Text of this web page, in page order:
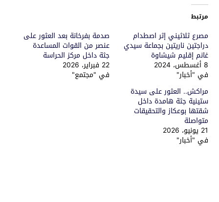
مرتبط
مصرع ثلاثيني إثر اصطدام
دراجتين ناريتين بجماعة سيدي
غانم إقليم شيشاوة
8 أغسطس، 2024
في "أخبار"
صدمة بفرخانة بعد العثور على
عنصر من القوات المساعدة
جثة داخل مركز الحراسة
22 فبراير، 2026
في "مجتمع"
مراكش.. العثور على سيدة
ستينية جثة هامدة داخل
شقتها بوعكاز والتحقيقات
متواصلة
21 يونيو، 2026
في "أخبار"